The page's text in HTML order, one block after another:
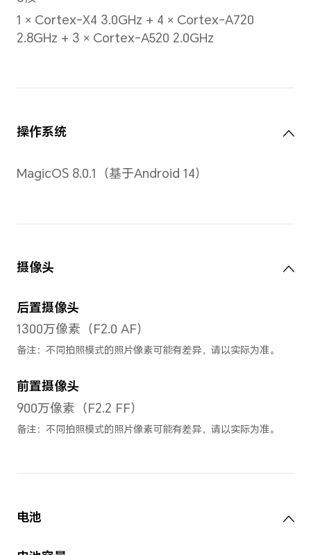
屏幕类型
屏幕分辨率
PPI
290PPI
屏幕对比度
1000000:1
亮度
屏幕刷新率